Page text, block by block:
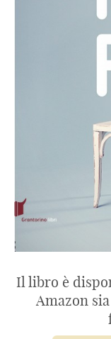
Il libro è
Amazon